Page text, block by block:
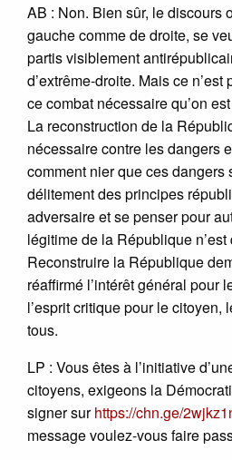
AB : Non. Bien sûr, le discours
gauche comme de droite, se
partis visiblement
d’extrême-droite. Mais ce n’est
ce combat nécessaire qu’on
La reconstruction de la
nécessaire contre les dangers
comment nier que ces dangers
délitement des principes
adversaire et se penser pour
légitime de la République n’est
Reconstruire la République
réaffirmé l’intérêt général pour
l’esprit critique pour le citoyen,
tous.
LP : Vous êtes à l’initiative
citoyens, exigeons la
signer surhttps://chn.ge/
message voulez-vous faire